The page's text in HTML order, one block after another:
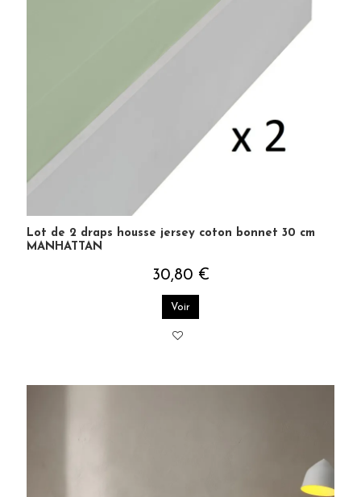
Lot de 2 draps housse jersey coton bonnet 30 cm
MANHATTAN
30,80 €
Voir